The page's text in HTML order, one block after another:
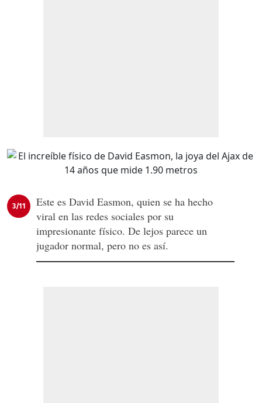
3/11
Este es David Easmon, quien se ha hecho
viral en las redes sociales por su
impresionante físico. De lejos parece un
jugador normal, pero no es así.